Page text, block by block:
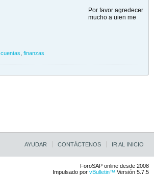
Por favor agredecer
mucho a uien me
cuentas finanzas
AYUDAR CONTÁCTENOS IR AL INICIO
ForoSAP online desde 2008
Impulsado por vBulletin™ Versión 5.7.5